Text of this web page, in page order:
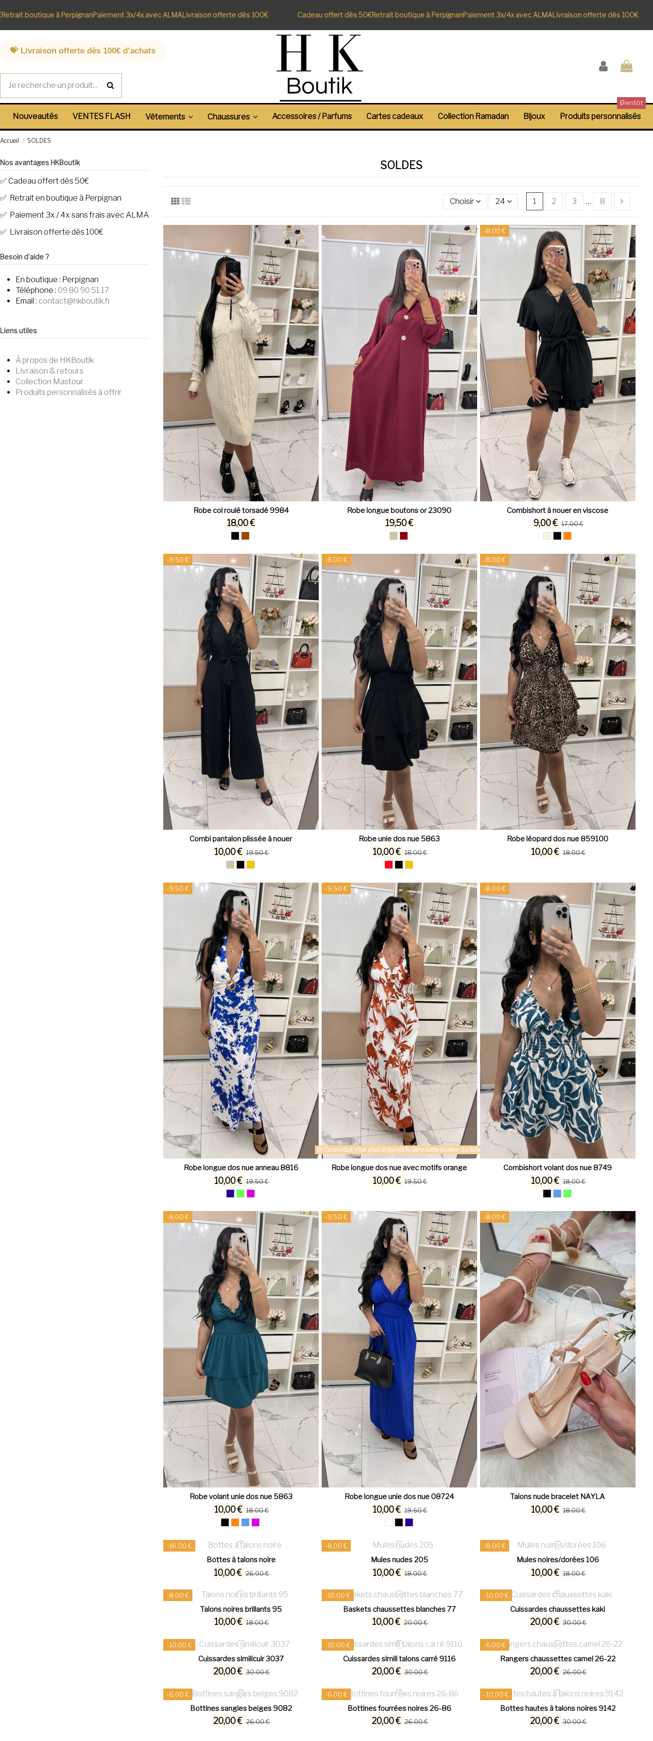
à PerpignanPaiement 3x/4x avec ALMALivraison offerte dès 100€ Cadeau offert dès 50€Retrait boutique à PerpignanPaiement 3x/4x avec ALMALivraison offerte dès 100€
💝 Livraison offerte dès 100€ d’achats
Nouveautés VENTES FLASH Vêtements Chaussures Accessoires / Parfums Cartes cadeaux Collection Ramadan Bijoux Produits personnalisés
Bientôt
Accueil SOLDES
SOLDES
Choisir 24 1 2 3 … 8
Robe col roulé torsadé 9984
18,00 €
Robe longue boutons or 23090
19,50 €
-8,00 €
Combishort à nouer en viscose
9,00 € 17,00 €
-9,50 €
Combi pantalon plissée à nouer
10,00 € 19,50 €
-8,00 €
Robe unie dos nue 5863
10,00 € 18,00 €
-8,00 €
Robe léopard dos nue 859100
10,00 € 18,00 €
-9,50 €
Robe longue dos nue anneau 8816
10,00 € 19,50 €
-9,50 €
Ce produit n'est plus disponible dans cette couleur ou taille
Robe longue dos nue avec motifs orange
10,00 € 19,50 €
-8,00 €
Combishort volant dos nue 8749
10,00 € 18,00 €
-8,00 €
Robe volant unie dos nue 5863
10,00 € 18,00 €
-9,50 €
Robe longue unie dos nue 08724
10,00 € 19,50 €
-8,00 €
Talons nude bracelet NAYLA
10,00 € 18,00 €
-16,00 €
Bottes à talons noire
10,00 € 26,00 €
-8,00 €
Mules nudes 205
10,00 € 18,00 €
-8,00 €
Mules noires/dorées 106
10,00 € 18,00 €
-8,00 €
Talons noires brillants 95
10,00 € 18,00 €
-10,00 €
Baskets chaussettes blanches 77
10,00 € 20,00 €
-10,00 €
Cuissardes chaussettes kaki
20,00 € 30,00 €
-10,00 €
Cuissardes similicuir 3037
20,00 € 30,00 €
-10,00 €
Cuissardes simili talons carré 9116
20,00 € 30,00 €
-6,00 €
Rangers chaussettes camel 26-22
20,00 € 26,00 €
-6,00 €
Bottines sangles beiges 9082
20,00 € 26,00 €
-6,00 €
Bottines fourrées noires 26-86
20,00 € 26,00 €
-10,00 €
Bottes hautes à talons noires 9142
20,00 € 30,00 €
Nos avantages HKBoutik
✅ Cadeau offert dès 50€
✅ Retrait en boutique à Perpignan
✅ Paiement 3x / 4x sans frais avec ALMA
✅ Livraison offerte dès 100€
Besoin d’aide ?
En boutique : Perpignan
Téléphone : 09 80 90 51 17
Email : contact@hkboutik.fr
Liens utiles
À propos de HKBoutik
Livraison & retours
Collection Mastour
Produits personnalisés à offrir